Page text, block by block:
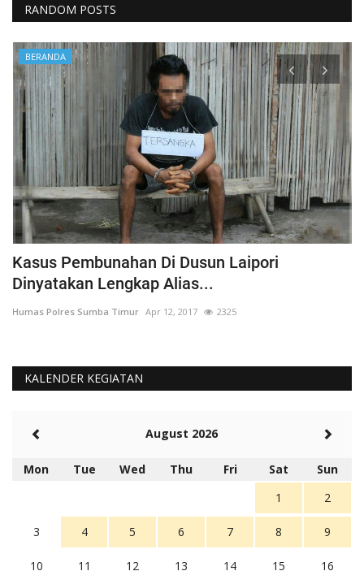
RANDOM POSTS
BERANDA
Kasus Pembunahan Di Dusun Laipori
Dinyatakan Lengkap Alias...
Humas Polres Sumba Timur Apr 12, 2017 2325
KALENDER KEGIATAN
August 2026
Mon Tue Wed Thu Fri Sat
Sun
1
2
3 4 5 6 7 8 9
10 11 12 13 14 15 16